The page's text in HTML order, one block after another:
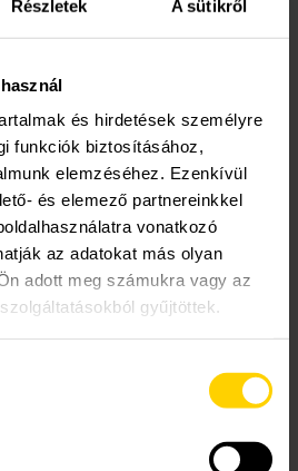
Részletek A sütikről
és hirdetések személyre
funkciók biztosításához,
elemzéséhez. Ezenkívül
és elemező partnereinkkel
vonatkozó
az adatokat más olyan
adott meg számukra vagy az
gyűjtöttek.
átvált
az eTwist csatlakozik az
idő így automatikusan
| 0 hozzászólás